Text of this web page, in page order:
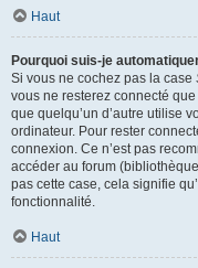
Haut
Pourquoi suis-je
Si vous ne cochez pas la case
vous ne resterez connecté
que quelqu’un d’autre utilise
ordinateur. Pour rester
connexion. Ce n’est pas
accéder au forum
pas cette case, cela signifie
fonctionnalité.
Haut